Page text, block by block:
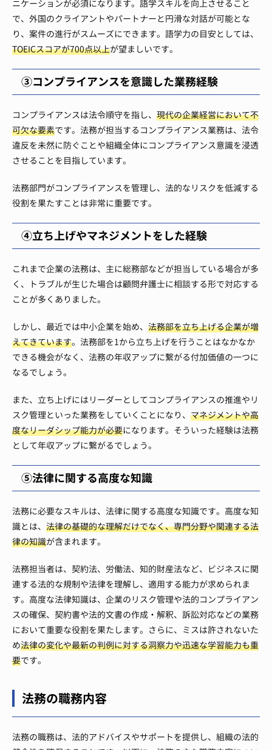
ニケーションが必須になります。語学スキルを向上させること
で、外国のクライアントやパートナーと円滑な対話が可能とな
り、案件の進行がスムーズにできます。語学力の目安としては、
TOEICスコアが700点以上が望ましいです。
③コンプライアンスを意識した業務経験
コンプライアンスは法令順守を指し、 現代の企業経営において不
可欠な要素です。法務が担当するコンプライアンス業務は、法令
違反を未然に防ぐことや組織全体にコンプライアンス意識を浸透
させることを目指しています。
法務部門がコンプライアンスを管理し、法的なリスクを低減する
役割を果たすことは非常に重要です。
④立ち上げやマネジメントをした経験
これまで企業の法務は、主に総務部などが担当している場合が多
く、トラブルが生じた場合は顧問弁護士に相談する形で対応する
ことが多くありました。
しかし、最近では中小企業を始め、 法務部を立ち上げる企業が増
えてきています。法務部を1から立ち上げを行うことはなかなか
できる機会がなく、法務の年収アップに繋がる付加価値の一つに
なるでしょう。
また、立ち上げにはリーダーとしてコンプライアンスの推進やリ
スク管理といった業務をしていくことになり、 マネジメントや高
度なリーダシップ能力が必要になります。そういった経験は法務
として年収アップに繋がるでしょう。
⑤法律に関する高度な知識
法務に必要なスキルは、法律に関する高度な知識です。高度な知
識とは、 法律の基礎的な理解だけでなく、専門分野や関連する法
律の知識が含まれます。
法務担当者は、契約法、労働法、知的財産法など、ビジネスに関
連する法的な規制や法律を理解し、適用する能力が求められま
す。高度な法律知識は、企業のリスク管理や法的コンプライアン
スの確保、契約書や法的文書の作成・解釈、訴訟対応などの業務
において重要な役割を果たします。さらに、ミスは許されないた
め法律の変化や最新の判例に対する洞察力や迅速な学習能力も重
要です。
法務の職務内容
法務の職務は、法的アドバイスやサポートを提供し、組織の法的